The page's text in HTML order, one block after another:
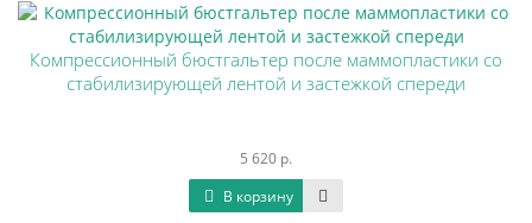
Компрессионный бюстгальтер после маммопластики со
стабилизирующей лентой и застежкой спереди
5 620 р.
В корзину